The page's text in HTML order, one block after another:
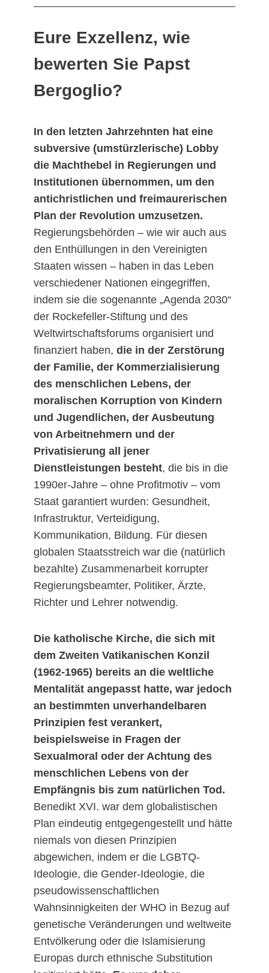
Eure Exzellenz, wie
bewerten Sie Papst
Bergoglio?
In den letzten Jahrzehnten hat eine
subversive (umstürzlerische) Lobby
die Machthebel in Regierungen und
Institutionen übernommen, um den
antichristlichen und freimaurerischen
Plan der Revolution umzusetzen.
Regierungsbehörden – wie wir auch aus
den Enthüllungen in den Vereinigten
Staaten wissen – haben in das Leben
verschiedener Nationen eingegriffen,
indem sie die sogenannte „Agenda 2030“
der Rockefeller-Stiftung und des
Weltwirtschaftsforums organisiert und
finanziert haben, die in der Zerstörung
der Familie, der Kommerzialisierung
des menschlichen Lebens, der
moralischen Korruption von Kindern
und Jugendlichen, der Ausbeutung
von Arbeitnehmern und der
Privatisierung all jener
Dienstleistungen besteht, die bis in die
1990er-Jahre – ohne Profitmotiv – vom
Staat garantiert wurden: Gesundheit,
Infrastruktur, Verteidigung,
Kommunikation, Bildung. Für diesen
globalen Staatsstreich war die (natürlich
bezahlte) Zusammenarbeit korrupter
Regierungsbeamter, Politiker, Ärzte,
Richter und Lehrer notwendig.
Die katholische Kirche, die sich mit
dem Zweiten Vatikanischen Konzil
(1962-1965) bereits an die weltliche
Mentalität angepasst hatte, war jedoch
an bestimmten unverhandelbaren
Prinzipien fest verankert,
beispielsweise in Fragen der
Sexualmoral oder der Achtung des
menschlichen Lebens von der
Empfängnis bis zum natürlichen Tod.
Benedikt XVI. war dem globalistischen
Plan eindeutig entgegengestellt und hätte
niemals von diesen Prinzipien
abgewichen, indem er die LGBTQ-
Ideologie, die Gender-Ideologie, die
pseudowissenschaftlichen
Wahnsinnigkeiten der WHO in Bezug auf
genetische Veränderungen und weltweite
Entvölkerung oder die Islamisierung
Europas durch ethnische Substitution